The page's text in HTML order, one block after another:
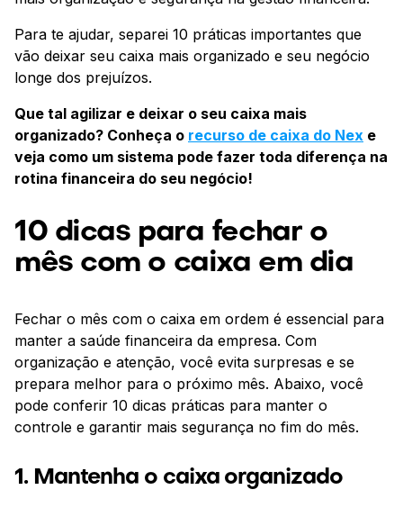
Para te ajudar, separei 10 práticas importantes que
vão deixar seu caixa mais organizado e seu negócio
longe dos prejuízos.
Que tal agilizar e deixar o seu caixa mais
organizado? Conheça o recurso de caixa do Nex e
veja como um sistema pode fazer toda diferença na
rotina financeira do seu negócio!
10 dicas para fechar o
mês com o caixa em dia
Fechar o mês com o caixa em ordem é essencial para
manter a saúde financeira da empresa. Com
organização e atenção, você evita surpresas e se
prepara melhor para o próximo mês. Abaixo, você
pode conferir 10 dicas práticas para manter o
controle e garantir mais segurança no fim do mês.
1. Mantenha o caixa organizado